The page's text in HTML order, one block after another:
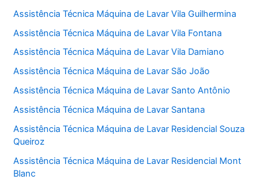
Assistência Técnica Máquina de Lavar Vila Guilhermina
Assistência Técnica Máquina de Lavar Vila Fontana
Assistência Técnica Máquina de Lavar Vila Damiano
Assistência Técnica Máquina de Lavar São João
Assistência Técnica Máquina de Lavar Santo Antônio
Assistência Técnica Máquina de Lavar Santana
Assistência Técnica Máquina de Lavar Residencial Souza
Queiroz
Assistência Técnica Máquina de Lavar Residencial Mont
Blanc